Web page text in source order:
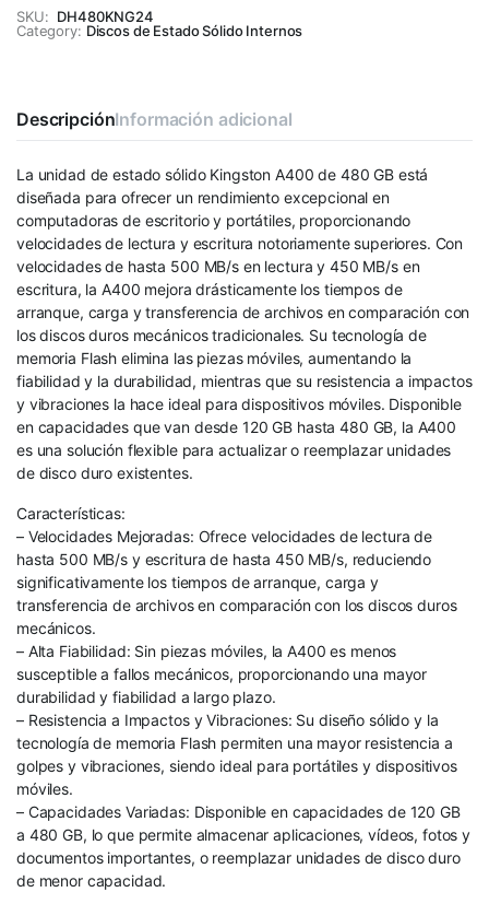
SKU: DH480KNG24
Category: Discos de Estado Sólido Internos
DescripciónInformación adicional
La unidad de estado sólido Kingston A400 de 480 GB está
diseñada para ofrecer un rendimiento excepcional en
computadoras de escritorio y portátiles, proporcionando
velocidades de lectura y escritura notoriamente superiores. Con
velocidades de hasta 500 MB/s en lectura y 450 MB/s en
escritura, la A400 mejora drásticamente los tiempos de
arranque, carga y transferencia de archivos en comparación con
los discos duros mecánicos tradicionales. Su tecnología de
memoria Flash elimina las piezas móviles, aumentando la
fiabilidad y la durabilidad, mientras que su resistencia a impactos
y vibraciones la hace ideal para dispositivos móviles. Disponible
en capacidades que van desde 120 GB hasta 480 GB, la A400
es una solución flexible para actualizar o reemplazar unidades
de disco duro existentes.
Características:
– Velocidades Mejoradas: Ofrece velocidades de lectura de
hasta 500 MB/s y escritura de hasta 450 MB/s, reduciendo
significativamente los tiempos de arranque, carga y
transferencia de archivos en comparación con los discos duros
mecánicos.
– Alta Fiabilidad: Sin piezas móviles, la A400 es menos
susceptible a fallos mecánicos, proporcionando una mayor
durabilidad y fiabilidad a largo plazo.
– Resistencia a Impactos y Vibraciones: Su diseño sólido y la
tecnología de memoria Flash permiten una mayor resistencia a
golpes y vibraciones, siendo ideal para portátiles y dispositivos
móviles.
– Capacidades Variadas: Disponible en capacidades de 120 GB
a 480 GB, lo que permite almacenar aplicaciones, vídeos, fotos y
documentos importantes, o reemplazar unidades de disco duro
de menor capacidad.